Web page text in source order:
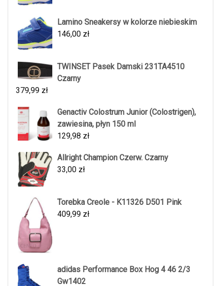
Lamino Sneakersy w kolorze niebieskim
146,00 zł
TWINSET Pasek Damski 231TA4510
Czarny
379,99 zł
Genactiv Colostrum Junior (Colostrigen),
zawiesina, płyn 150 ml
129,98 zł
Allright Champion Czerw. Czarny
33,00 zł
Torebka Creole - K11326 D501 Pink
409,99 zł
adidas Performance Box Hog 4 46 2/3
Gw1402